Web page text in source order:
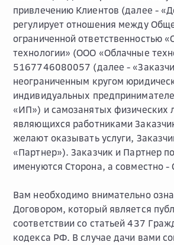
привлечению Клиентов (далее -
регулирует отношения между
ограниченной ответственностью
технологии» (ООО «Облачные
5167746080057 (далее -
неограниченным кругом
индивидуальных
«ИП») и самозанятых физических
являющихся работниками
желают оказывать услуги,
«Партнер»). Заказчик и Партнер
именуются Сторона, а совместно -
Вам необходимо внимательно
Договором, который является
соответствии со статьей 437
кодекса РФ. В случае дачи вами